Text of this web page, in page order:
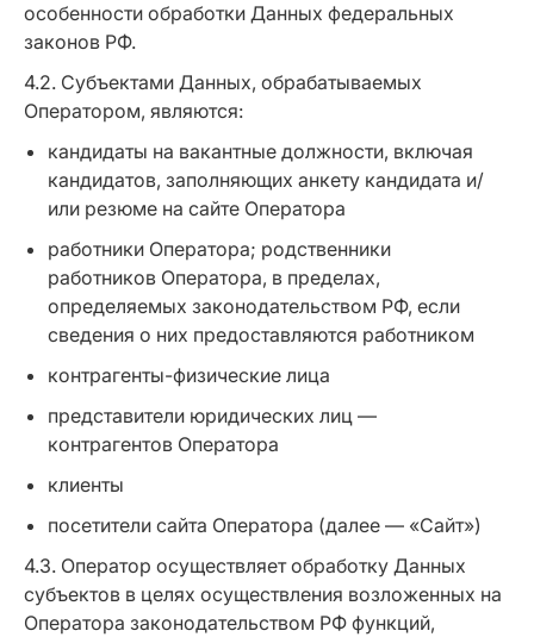
особенности обработки Данных федеральных
законов РФ.
4.2. Субъектами Данных, обрабатываемых
Оператором, являются:
кандидаты на вакантные должности, включая
кандидатов, заполняющих анкету кандидата и/
или резюме на сайте Оператора
работники Оператора; родственники
работников Оператора, в пределах,
определяемых законодательством РФ, если
сведения о них предоставляются работником
контрагенты-физические лица
представители юридических лиц —
контрагентов Оператора
клиенты
посетители сайта Оператора (далее — «Сайт»)
4.3. Оператор осуществляет обработку Данных
субъектов в целях осуществления возложенных на
Оператора законодательством РФ функций,